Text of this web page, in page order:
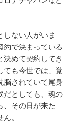
しない人がいま
約で決まっている
決めて契約してき
ても今世では、覚
脳されていて尾身
だとしても、魂の
、その日が来た
。